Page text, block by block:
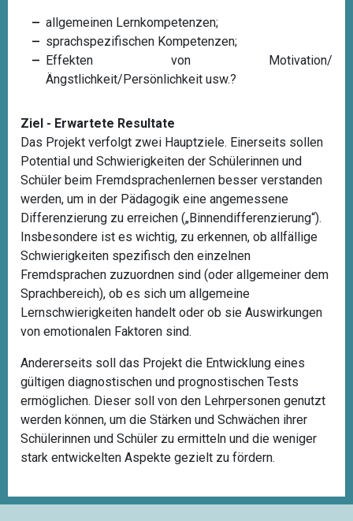
allgemeinen Lernkompetenzen;
sprachspezifischen Kompetenzen;
Effekten von Motivation/
Ängstlichkeit/Persönlichkeit usw.?
Ziel - Erwartete Resultate
Das Projekt verfolgt zwei Hauptziele. Einerseits sollen
Potential und Schwierigkeiten der Schülerinnen und
Schüler beim Fremdsprachenlernen besser verstanden
werden, um in der Pädagogik eine angemessene
Differenzierung zu erreichen („Binnendifferenzierung“).
Insbesondere ist es wichtig, zu erkennen, ob allfällige
Schwierigkeiten spezifisch den einzelnen
Fremdsprachen zuzuordnen sind (oder allgemeiner dem
Sprachbereich), ob es sich um allgemeine
Lernschwierigkeiten handelt oder ob sie Auswirkungen
von emotionalen Faktoren sind.
Andererseits soll das Projekt die Entwicklung eines
gültigen diagnostischen und prognostischen Tests
ermöglichen. Dieser soll von den Lehrpersonen genutzt
werden können, um die Stärken und Schwächen ihrer
Schülerinnen und Schüler zu ermitteln und die weniger
stark entwickelten Aspekte gezielt zu fördern.